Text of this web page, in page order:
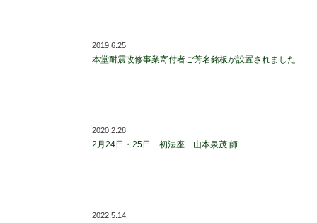
2019.6.25
本堂耐震改修事業寄付者ご芳名銘板が設置されました
2020.2.28
2月24日・25日 初法座 山本泉茂 師
2022.5.14